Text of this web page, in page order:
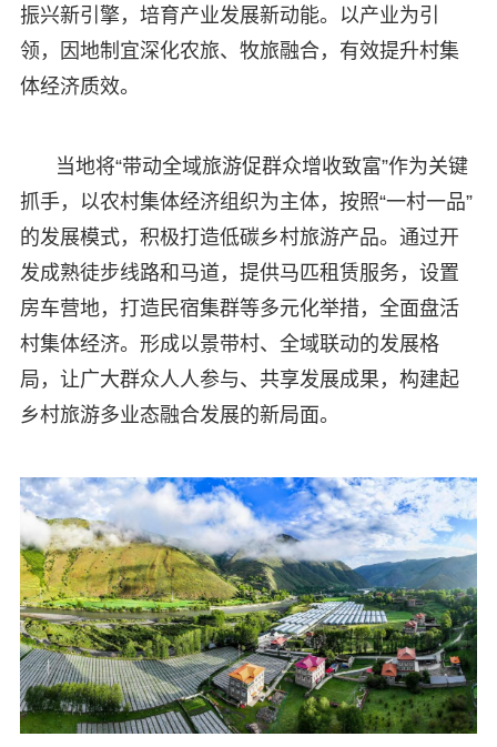
振兴新引擎，培育产业发展新动能。以产业为引
领，因地制宜深化农旅、牧旅融合，有效提升村集
体经济质效。
当地将“带动全域旅游促群众增收致富”作为关键
抓手，以农村集体经济组织为主体，按照“一村一品”
的发展模式，积极打造低碳乡村旅游产品。通过开
发成熟徒步线路和马道，提供马匹租赁服务，设置
房车营地，打造民宿集群等多元化举措，全面盘活
村集体经济。形成以景带村、全域联动的发展格
局，让广大群众人人参与、共享发展成果，构建起
乡村旅游多业态融合发展的新局面。